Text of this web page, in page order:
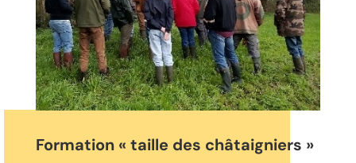
Formation « taille des châtaigniers »